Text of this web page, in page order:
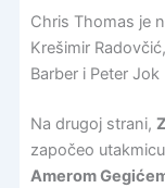
Chris Thomas je
Krešimir
Barber i Peter Jok
Na drugoj strani,
započeo
Amerom